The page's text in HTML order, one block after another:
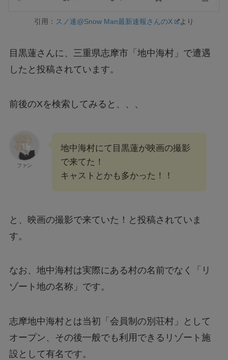
引用： スノ速@Snow Man最新速報さんのX より
目黒蓮さんに、三重県志摩市「地中海村」で遭遇
したと投稿されています。
前後のXを検索してみると、、、
ファン
地中海村にて目黒蓮が映画の撮影
で来てた！
キャストとかも多かった！！
と、映画の撮影で来ていた！と投稿されていま
す。
なお、地中海村は実際にある村の名前でなく「リ
ゾート地の名称」です。
志摩地中海村とは当初「会員制の別荘村」として
オープン、その後一般でも利用できるリゾート施
設として有名です。